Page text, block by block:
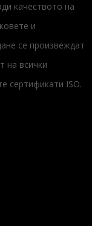
качеството на
и
се произвеждат
на всички
сертификати ISO.